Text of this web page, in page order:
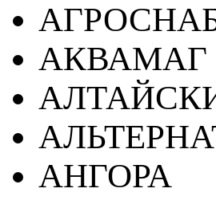
АКВАМАГ
АНГОРА